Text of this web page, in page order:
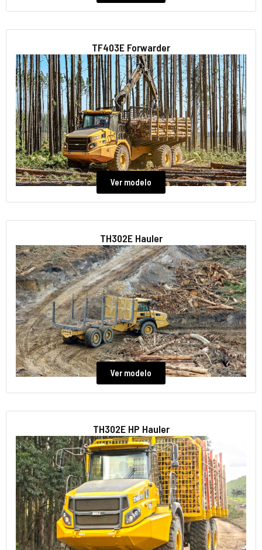
TF403E Forwarder
Ver modelo
TH302E Hauler
Ver modelo
TH302E HP Hauler